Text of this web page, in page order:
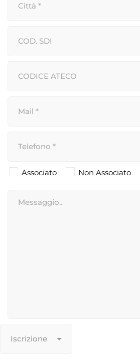
Associato Non Associato